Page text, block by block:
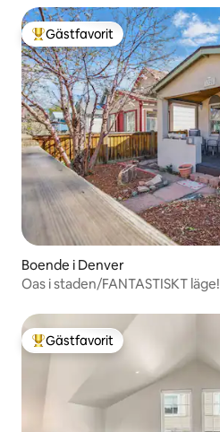
Populär gästfavorit
Gästfavorit
Boende i Denver
Oas i staden/FANTASTISKT läge!
Populär gästfavorit
Gästfavorit